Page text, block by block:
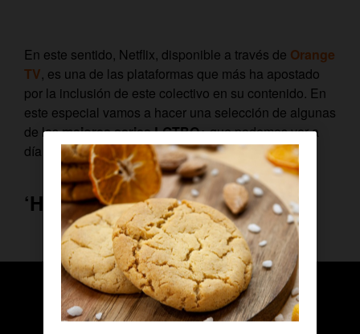
En este sentido, Netflix, disponible a través de Orange
TV, es una de las plataformas que más ha apostado
por la inclusión de este colectivo en su contenido. En
este especial vamos a hacer una selección de algunas
de lasmejores series LGTBQ+que podemos ver a
día de hoy.
‘Heartstopper’